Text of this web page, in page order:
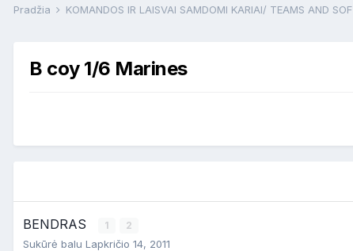
Pradžia KOMANDOS IR LAISVAI SAMDOMI KARIAI/ TEAMS AND SOF
B coy 1/6 Marines
BENDRAS 1 2
Sukūrė balu Lapkričio 14, 2011